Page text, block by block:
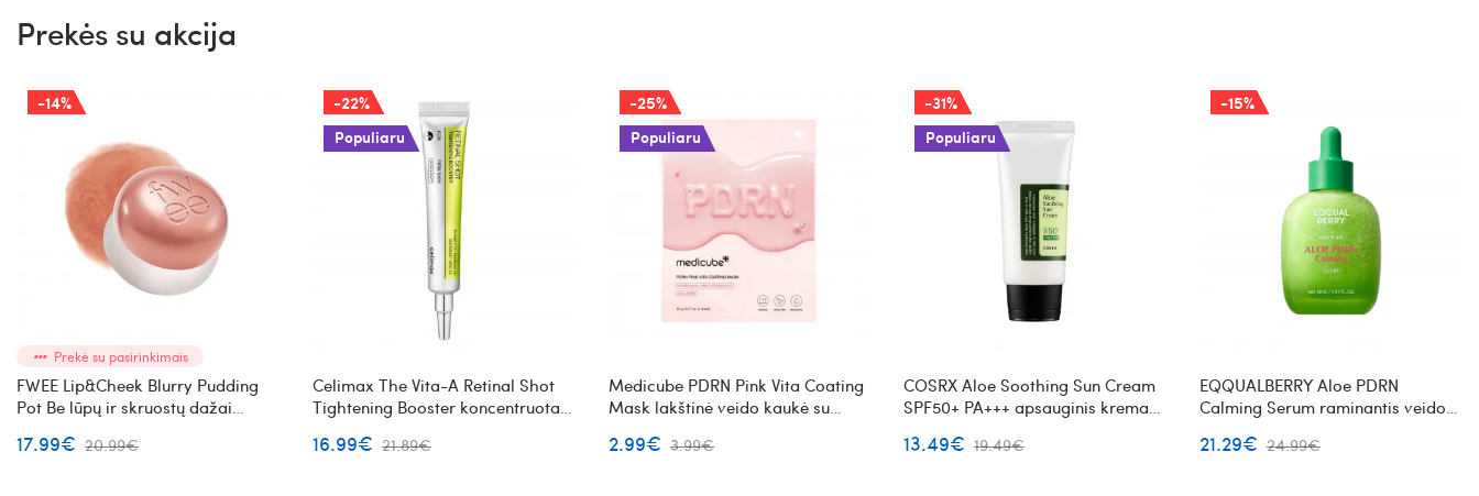
Prekės su akcija
-14%
Prekė su pasirinkimais
FWEE Lip&Cheek Blurry Pudding
Pot Be lūpų ir skruostų dažai
17.99€ 20.99€
-22%
Populiaru
Celimax The Vita-A Retinal Shot
Tightening Booster koncentruota
retinaliu
16.99€ 21.89€
-25%
Populiaru
Medicube PDRN Pink Vita Coating
Mask lakštinė veido kaukė su
2.99€ 3.99€
-31%
Populiaru
COSRX Aloe Soothing Sun Cream
SPF50+ PA+++ apsauginis kremas
13.49€ 19.49€
-15%
EQQUALBERRY Aloe PDRN
Calming Serum raminantis veido
21.29€ 24.99€